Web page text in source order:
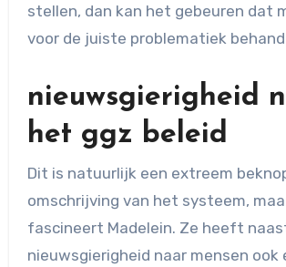
stellen, dan kan het gebeuren dat
voor de juiste problematiek
nieuwsgierigheid
het ggz beleid
Dit is natuurlijk een extreem
omschrijving van het systeem,
fascineert Madelein. Ze heeft
nieuwsgierigheid naar mensen ook